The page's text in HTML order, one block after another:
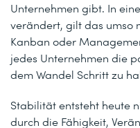
Unternehmen gibt. In
verändert, gilt das umso
Kanban oder
jedes Unternehmen die
dem Wandel Schritt zu
Stabilität entsteht heute
durch die Fähigkeit,